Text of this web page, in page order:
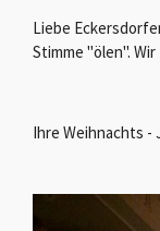
Liebe
Stimme "ölen".
Ihre Weihnachts -